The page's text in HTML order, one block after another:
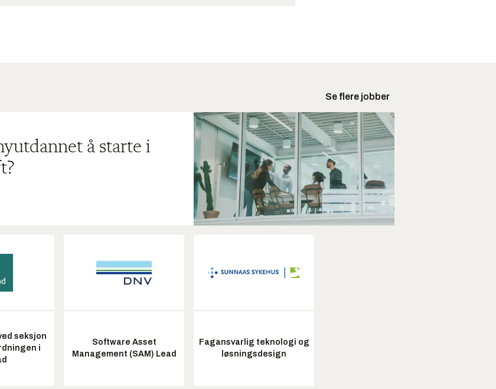
Se flere jobber
å starte i
seksjon
i
Software Asset
Management (SAM) Lead
Fagansvarlig teknologi og
løsningsdesign